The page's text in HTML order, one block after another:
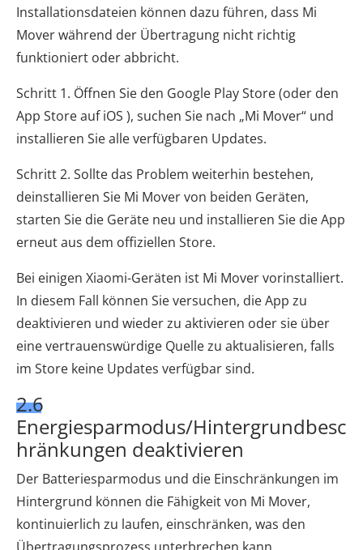
Installationsdateien können dazu führen, dass Mi
Mover während der Übertragung nicht richtig
funktioniert oder abbricht.
Schritt 1. Öffnen Sie den Google Play Store (oder den
App Store auf iOS ), suchen Sie nach „Mi Mover“ und
installieren Sie alle verfügbaren Updates.
Schritt 2. Sollte das Problem weiterhin bestehen,
deinstallieren Sie Mi Mover von beiden Geräten,
starten Sie die Geräte neu und installieren Sie die App
erneut aus dem offiziellen Store.
Bei einigen Xiaomi-Geräten ist Mi Mover vorinstalliert.
In diesem Fall können Sie versuchen, die App zu
deaktivieren und wieder zu aktivieren oder sie über
eine vertrauenswürdige Quelle zu aktualisieren, falls
im Store keine Updates verfügbar sind.
2.6
Energiesparmodus/Hintergrundbesc
hränkungen deaktivieren
Der Batteriesparmodus und die Einschränkungen im
Hintergrund können die Fähigkeit von Mi Mover,
kontinuierlich zu laufen, einschränken, was den